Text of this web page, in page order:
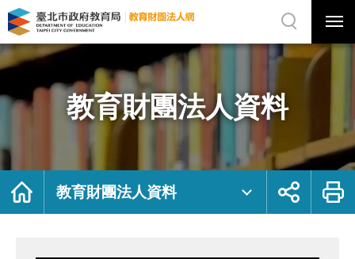
教
育
團
資
料
府
局
法
網
站
選
選
單
關
網
站
尋
教育財團法人資料
首
教育財團法人資料
展
鈕
列